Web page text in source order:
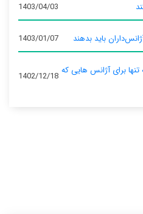
1403/04/03
باید بدهند 1403/01/07
تنها برای آژانس‌ هایی که 1402/12/18